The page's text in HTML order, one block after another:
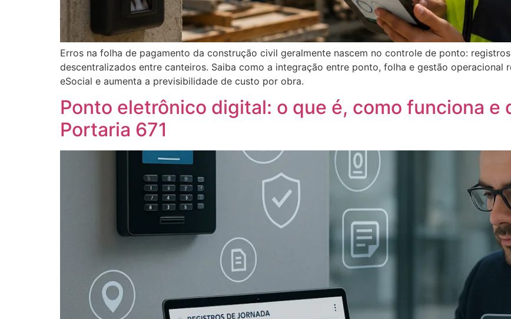
Erros na folha de pagamento da construção civil geralmente nascem no controle de ponto:
descentralizados entre canteiros. Saiba como a integração entre ponto, folha e gestão operacional
eSocial e aumenta a previsibilidade de custo por obra.
Ponto eletrônico digital: o que é, como funciona e
Portaria 671